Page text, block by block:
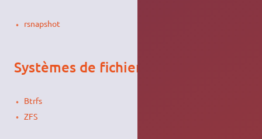
rsnapshot
Systèmes de fichiers
Btrfs
ZFS